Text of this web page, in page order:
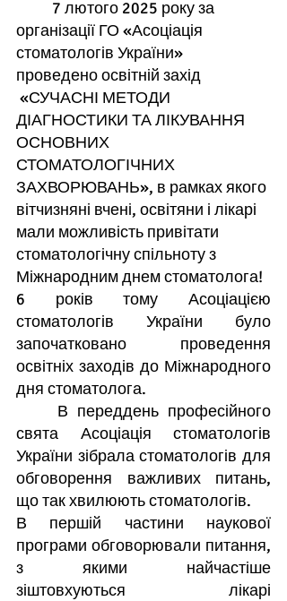
організації ГО «Асоціація
стоматологів України»
проведено освітній захід
«СУЧАСНІ МЕТОДИ
ДІАГНОСТИКИ ТА ЛІКУВАННЯ
ОСНОВНИХ
СТОМАТОЛОГІЧНИХ
ЗАХВОРЮВАНЬ», в рамках якого
вітчизняні вчені, освітяни і лікарі
мали можливість привітати
стоматологічну спільноту з
Міжнародним днем стоматолога!
6 років тому Асоціацією
стоматологів України було
започатковано проведення
освітніх заходів до Міжнародного
дня стоматолога.
свята Асоціація стоматологів
України зібрала стоматологів для
обговорення важливих питань,
що так хвилюють стоматологів.
В першій частини наукової
програми обговорювали питання,
з якими найчастіше
зіштовхуються лікарі